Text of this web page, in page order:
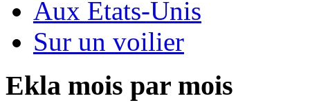
Aux Etats-Unis
Sur un voilier
Ekla mois par mois